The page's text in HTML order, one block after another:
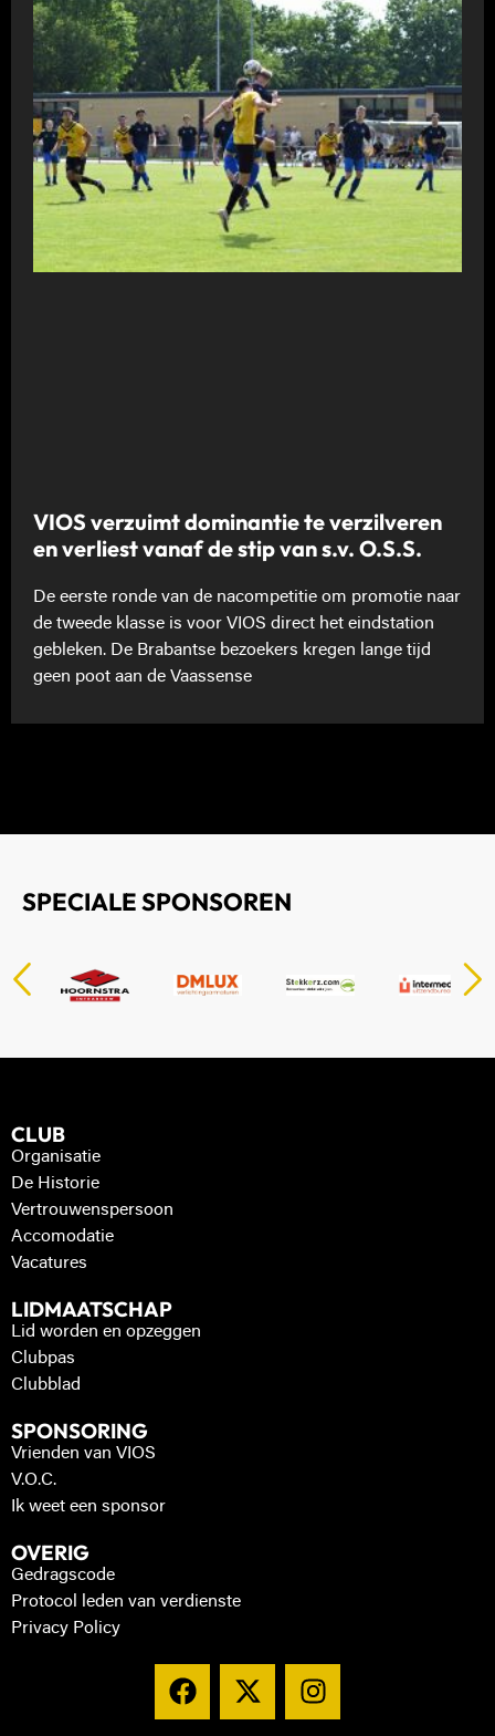
VIOS verzuimt dominantie te verzilveren
en verliest vanaf de stip van s.v. O.S.S.
De eerste ronde van de nacompetitie om promotie naar
de tweede klasse is voor VIOS direct het eindstation
gebleken. De Brabantse bezoekers kregen lange tijd
geen poot aan de Vaassense
SPECIALE SPONSOREN
CLUB
Organisatie
De Historie
Vertrouwenspersoon
Accomodatie
Vacatures
LIDMAATSCHAP
Lid worden en opzeggen
Clubpas
Clubblad
SPONSORING
Vrienden van VIOS
V.O.C.
Ik weet een sponsor
OVERIG
Gedragscode
Protocol leden van verdienste
Privacy Policy